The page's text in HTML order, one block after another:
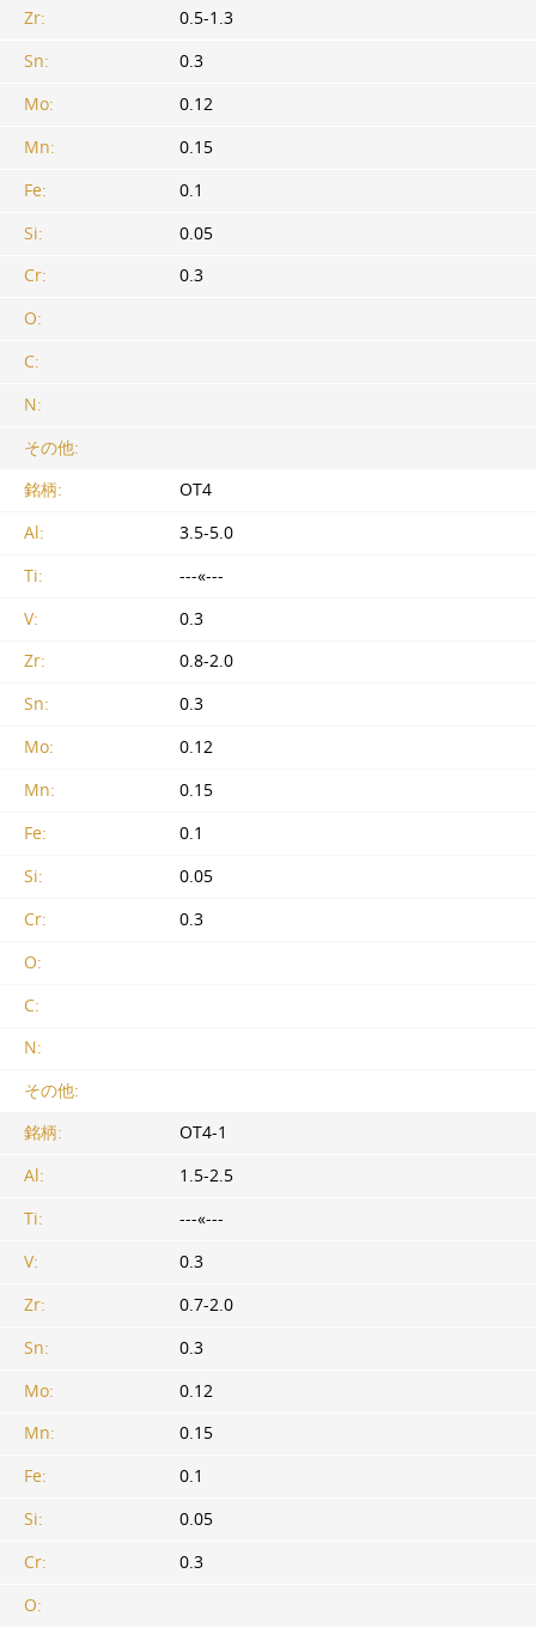
Zr:
0.5-1.3
Sn:
0.3
Mo:
0.12
Mn:
0.15
Fe:
0.1
Si:
0.05
Cr:
0.3
O:
C:
N:
その他:
銘柄:
OT4
Al:
3.5-5.0
Ti:
---«---
V:
0.3
Zr:
0.8-2.0
Sn:
0.3
Mo:
0.12
Mn:
0.15
Fe:
0.1
Si:
0.05
Cr:
0.3
O:
C:
N:
その他:
銘柄:
OT4-1
Al:
1.5-2.5
Ti:
---«---
V:
0.3
Zr:
0.7-2.0
Sn:
0.3
Mo:
0.12
Mn:
0.15
Fe:
0.1
Si:
0.05
Cr:
0.3
O: